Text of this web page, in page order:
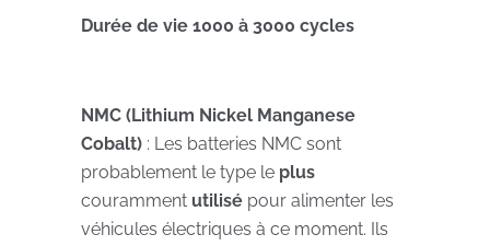
Durée de vie 1000 à 3000 cycles
NMC (Lithium Nickel Manganese
Cobalt) : Les batteries NMC sont
probablement le type le plus
couramment utilisé pour alimenter les
véhicules électriques à ce moment. Ils